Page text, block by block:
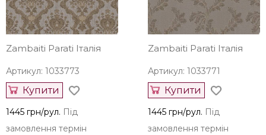
Zambaiti Parati Італія
Артикул: 1033773
Купити
1445 грн/рул. Під
замовлення термін
Zambaiti Parati Італія
Артикул: 1033771
Купити
1445 грн/рул. Під
замовлення термін